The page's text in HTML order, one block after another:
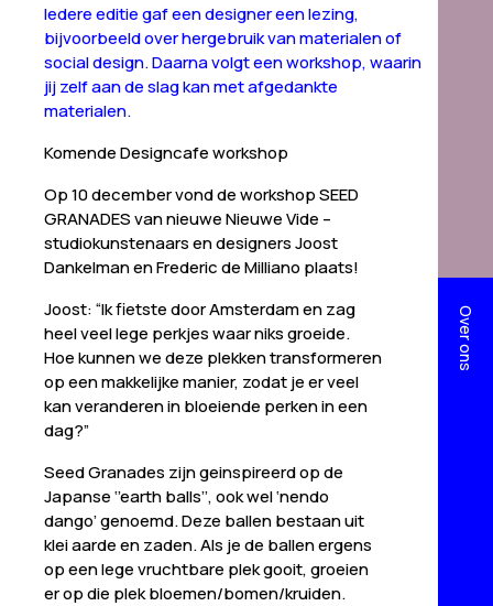
Iedere editie gaf een designer een lezing,
bijvoorbeeld over hergebruik van materialen of
social design. Daarna volgt een workshop, waarin
jij zelf aan de slag kan met afgedankte
materialen.
Komende Designcafe workshop
Op 10 december vond de workshop SEED
GRANADES van nieuwe Nieuwe Vide –
studiokunstenaars en designers Joost
Dankelman en Frederic de Milliano plaats!
Joost: “Ik fietste door Amsterdam en zag
heel veel lege perkjes waar niks groeide.
Hoe kunnen we deze plekken transformeren
op een makkelijke manier, zodat je er veel
kan veranderen in bloeiende perken in een
dag?”
Seed Granades zijn geinspireerd op de
Japanse ‘’earth balls’’, ook wel ‘nendo
dango’ genoemd. Deze ballen bestaan uit
klei aarde en zaden. Als je de ballen ergens
op een lege vruchtbare plek gooit, groeien
er op die plek bloemen/bomen/kruiden.
Over ons